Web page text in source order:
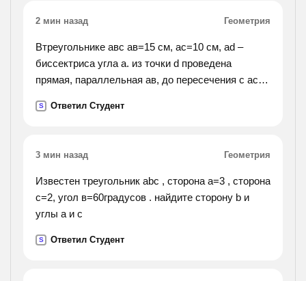
2 мин назад Геометрия
Втреугольнике aвс ав=15 см, ас=10 см, аd –
биссектриса угла a. из точки d проведена
прямая, параллельная aв, до пересечения с aс в
S Ответил Студент
3 мин назад Геометрия
Известен треугольник abc , сторона а=3 , сторона
c=2, угол в=60градусов . найдите сторону b и
углы а и с
S Ответил Студент